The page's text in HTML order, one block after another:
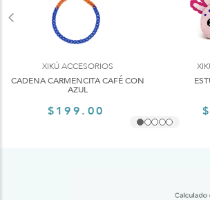
XIKÚ ACCESORIOS
CADENA CARMENCITA CAFÉ CON
AZUL
$199.00